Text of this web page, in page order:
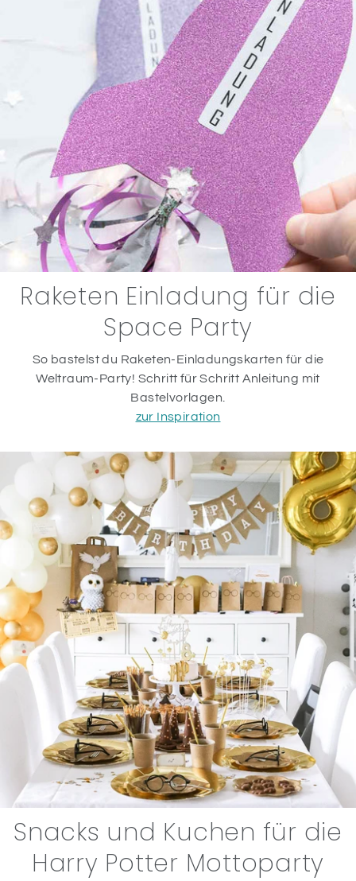
Raketen Einladung für die
Space Party
So bastelst du Raketen-Einladungskarten für die
Weltraum-Party! Schritt für Schritt Anleitung mit
Bastelvorlagen.
zur Inspiration
Snacks und Kuchen für die
Harry Potter Mottoparty